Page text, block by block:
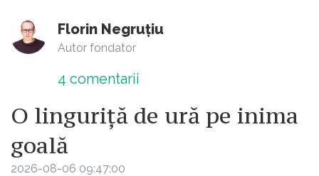
Florin Negruțiu
Autor fondator
4 comentarii
O linguriță de ură pe inima
goală
2026-08-06 09:47:00